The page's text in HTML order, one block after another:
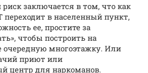
заключается в том, что как
в населенный пункт,
ее, простите за
чтобы построить на
очередную многоэтажку. Или
приют или
центр для наркоманов.